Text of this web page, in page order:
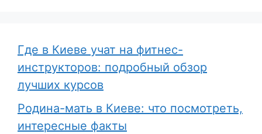
Где в Киеве учат на фитнес-
инструкторов: подробный обзор
лучших курсов
Родина-мать в Киеве: что посмотреть,
интересные факты